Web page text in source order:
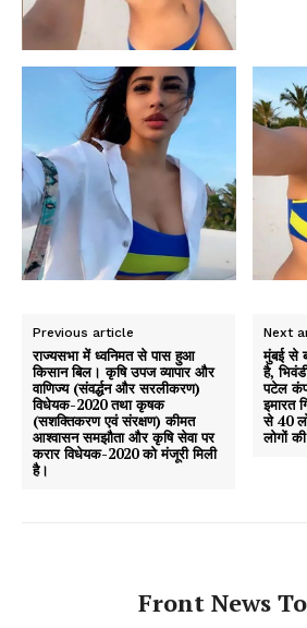
Previous article
राज्यसभा में ध्वनिमत से पास हुआ
किसान बिल। कृषि उपज व्यापार और
वाणिज्य (संवर्द्धन और सरलीकरण)
विधेयक-2020 तथा कृषक
(सशक्तिकरण एवं संरक्षण) कीमत
आश्वासन समझौता और कृषि सेवा पर
करार विधेयक-2020 को मंजूरी मिली
है।
Next
मुंबई से
है,
पटेल
इमारत
से 40
लोगों
Front News